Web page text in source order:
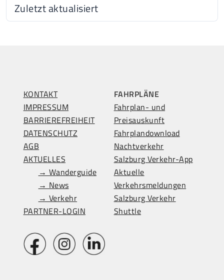
Zuletzt aktualisiert
KONTAKT
IMPRESSUM
BARRIEREFREIHEIT
DATENSCHUTZ
AGB
AKTUELLES
→ Wanderguide
→ News
→ Verkehr
PARTNER-LOGIN
FAHRPLÄNE
Fahrplan- und
Preisauskunft
Fahrplandownload
Nachtverkehr
Salzburg Verkehr-App
Aktuelle
Verkehrsmeldungen
Salzburg Verkehr
Shuttle